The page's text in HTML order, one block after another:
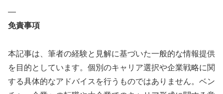
—
免責事項
本記事は、筆者の経験と見解に基づいた一般的な情報提供
を目的としています。個別のキャリア選択や企業戦略に関
する具体的なアドバイスを行うものではありません。ベン